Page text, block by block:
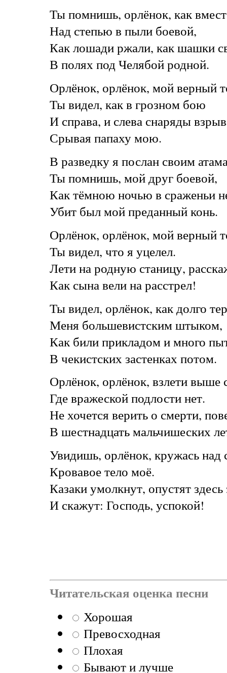
Ты помнишь, орлёнок, как
Над степью в пыли боевой,
Как лошади ржали, как шашки
В полях под Челябой родной.
Орлёнок, орлёнок, мой верный
Ты видел, как в грозном бою
И справа, и слева снаряды
Срывая папаху мою.
В разведку я послан своим
Ты помнишь, мой друг боевой,
Как тёмною ночью в сраженьи
Убит был мой преданный конь.
Орлёнок, орлёнок, мой верный
Ты видел, что я уцелел.
Лети на родную станицу,
Как сына вели на расстрел!
Ты видел, орлёнок, как долго
Меня большевистским штыком,
Как били прикладом и много
В чекистских застенках потом.
Орлёнок, орлёнок, взлети выше
Где вражеской подлости нет.
Не хочется верить о смерти,
В шестнадцать мальчишеских
Увидишь, орлёнок, кружась над
Кровавое тело моё.
Казаки умолкнут, опустят здесь
И скажут: Господь, успокой!
Читательская оценка песни
Хорошая
Превосходная
Плохая
Бывают и лучше